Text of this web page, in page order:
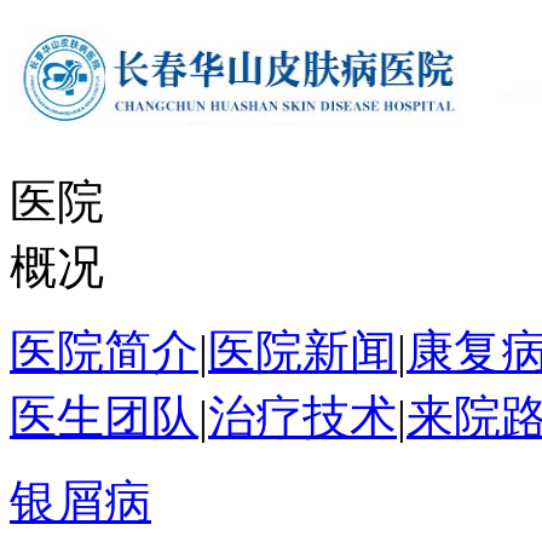
医院
概况
医院简介|医院新闻|康复
医生团队|治疗技术|来院
银屑病